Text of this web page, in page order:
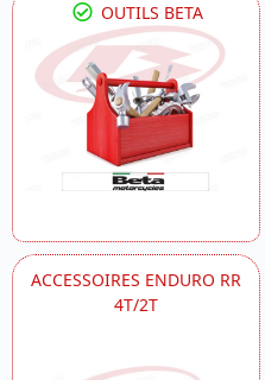
OUTILS BETA
ACCESSOIRES ENDURO RR
4T/2T